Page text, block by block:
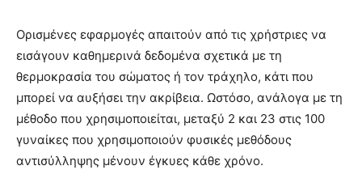
Ορισμένες εφαρμογές απαιτούν από τις χρήστριες να
εισάγουν καθημερινά δεδομένα σχετικά με τη
θερμοκρασία του σώματος ή τον τράχηλο, κάτι που
μπορεί να αυξήσει την ακρίβεια. Ωστόσο, ανάλογα με τη
μέθοδο που χρησιμοποιείται, μεταξύ 2 και 23 στις 100
γυναίκες που χρησιμοποιούν φυσικές μεθόδους
αντισύλληψης μένουν έγκυες κάθε χρόνο.